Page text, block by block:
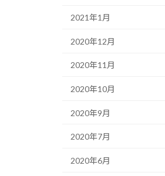
2021年1月
2020年12月
2020年11月
2020年10月
2020年9月
2020年7月
2020年6月